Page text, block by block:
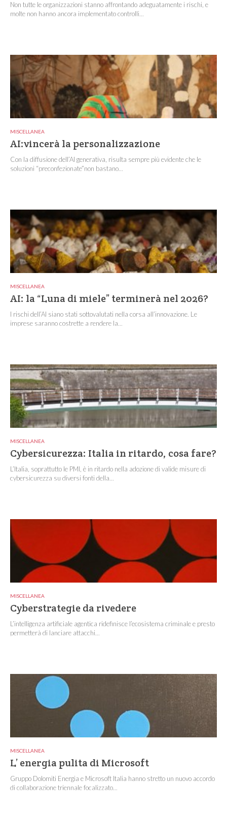
Non tutte le organizzazioni stanno affrontando adeguatamente i rischi, e
molte non hanno ancora implementato controlli...
MISCELLANEA
AI:vincerà la personalizzazione
Con la diffusione dell’AI generativa, risulta sempre più evidente che le
soluzioni “preconfezionate”non bastano...
MISCELLANEA
AI: la “Luna di miele” terminerà nel 2026?
I rischi dell’AI siano stati sottovalutati nella corsa all’innovazione. Le
imprese saranno costrette a rendere la...
MISCELLANEA
Cybersicurezza: Italia in ritardo, cosa fare?
L’Italia, soprattutto le PMI, è in ritardo nella adozione di valide misure di
cybersicurezza su diversi fonti della...
MISCELLANEA
Cyberstrategie da rivedere
L’intelligenza artificiale agentica ridefinisce l’ecosistema criminale e presto
permetterà di lanciare attacchi...
MISCELLANEA
L’ energia pulita di Microsoft
Gruppo Dolomiti Energia e Microsoft Italia hanno stretto un nuovo accordo
di collaborazione triennale focalizzato...